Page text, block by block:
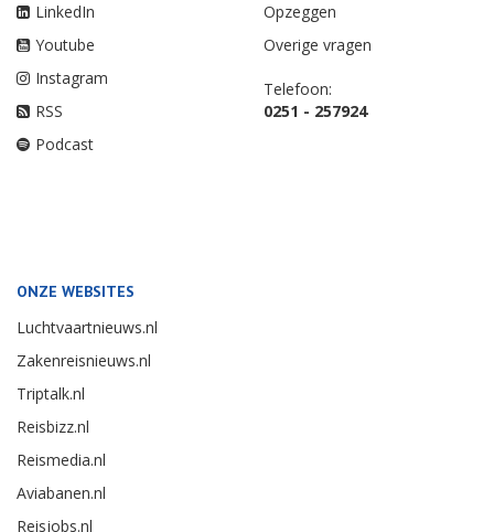
LinkedIn
Youtube
Instagram
RSS
Podcast
Opzeggen
Overige vragen
Telefoon:
0251 - 257924
ONZE WEBSITES
Luchtvaartnieuws.nl
Zakenreisnieuws.nl
Triptalk.nl
Reisbizz.nl
Reismedia.nl
Aviabanen.nl
Reisjobs.nl